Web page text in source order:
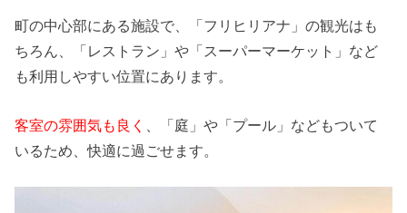
町の中心部にある施設で、「フリヒリアナ」の観光はも
ちろん、「レストラン」や「スーパーマーケット」など
も利用しやすい位置にあります。
客室の雰囲気も良く
、「庭」や「プール」などもついて
いるため、快適に過ごせます。